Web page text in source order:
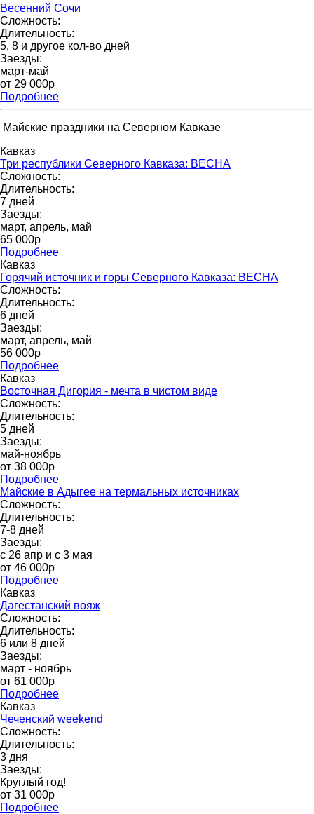
Весенний Сочи
Сложность:
Длительность:
5, 8 и другое кол-во дней
Заезды:
март-май
от 29 000p
Подробнее
Майские праздники на Северном Кавказе
Кавказ
Три республики Северного Кавказа: ВЕСНА
Сложность:
Длительность:
7 дней
Заезды:
март, апрель, май
65 000p
Подробнее
Кавказ
Горячий источник и горы Северного Кавказа: ВЕСНА
Сложность:
Длительность:
6 дней
Заезды:
март, апрель, май
56 000р
Подробнее
Кавказ
Восточная Дигория - мечта в чистом виде
Сложность:
Длительность:
5 дней
Заезды:
май-ноябрь
от 38 000p
Подробнее
Майские в Адыгее на термальных источниках
Сложность:
Длительность:
7-8 дней
Заезды:
с 26 апр и с 3 мая
от 46 000р
Подробнее
Кавказ
Дагестанский вояж
Сложность:
Длительность:
6 или 8 дней
Заезды:
март - ноябрь
от 61 000p
Подробнее
Кавказ
Чеченский weekend
Сложность:
Длительность:
3 дня
Заезды:
Круглый год!
от 31 000p
Подробнее